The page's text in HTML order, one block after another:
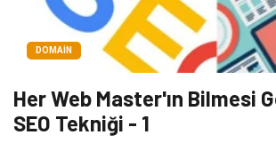
DOMAIN
Her Web Master'ın Bilmesi
SEO Tekniği - 1